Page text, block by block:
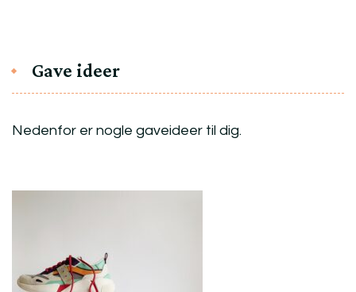
Gave ideer
Nedenfor er nogle gaveideer til dig.